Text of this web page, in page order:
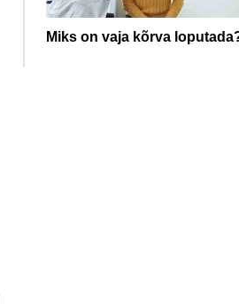
Miks on vaja kõrva